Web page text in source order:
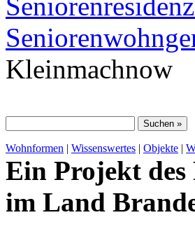
Kleinmachnow
Wohnformen | Wissenswertes | Objekte |
Ein Projekt des
im Land